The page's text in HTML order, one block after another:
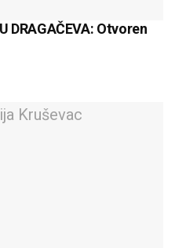
DRAGAČEVA: Otvoren